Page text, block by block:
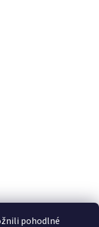
pohodlné